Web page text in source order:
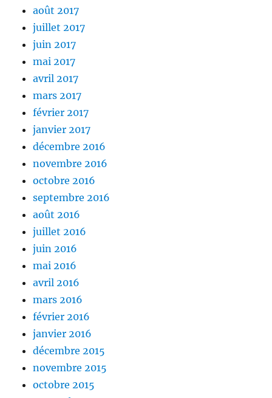
août 2017
juillet 2017
juin 2017
mai 2017
avril 2017
mars 2017
février 2017
janvier 2017
décembre 2016
novembre 2016
octobre 2016
septembre 2016
août 2016
juillet 2016
juin 2016
mai 2016
avril 2016
mars 2016
février 2016
janvier 2016
décembre 2015
novembre 2015
octobre 2015